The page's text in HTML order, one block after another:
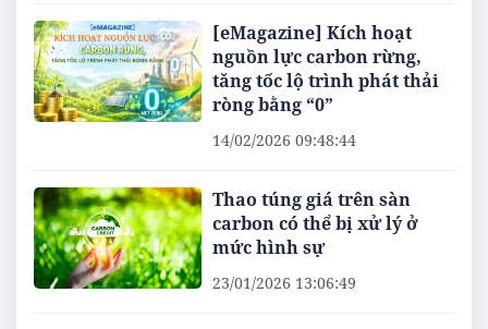
[eMagazine] Kích hoạt
nguồn lực carbon rừng,
tăng tốc lộ trình phát thải
ròng bằng “0”
14/02/2026 09:48:44
Thao túng giá trên sàn
carbon có thể bị xử lý ở
mức hình sự
23/01/2026 13:06:49